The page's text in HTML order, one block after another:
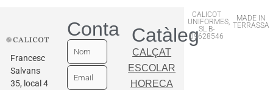
Francesc
Salvans
35, local 4
ContactarCatàleg
CALÇAT
ESCOLAR
HORECA
CALICOT
UNIFORMES,
SL B-
09628546
MADE IN
TERRASSA